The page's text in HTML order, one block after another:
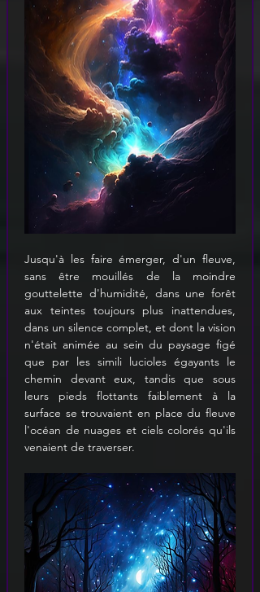
Jusqu'à les faire émerger, d'un fleuve,
sans être mouillés de la moindre
gouttelette d'humidité, dans une forêt
aux teintes toujours plus inattendues,
dans un silence complet, et dont la vision
n'était animée au sein du paysage figé
que par les simili lucioles égayants le
chemin devant eux, tandis que sous
leurs pieds flottants faiblement à la
surface se trouvaient en place du fleuve
l'océan de nuages et ciels colorés qu'ils
venaient de traverser.